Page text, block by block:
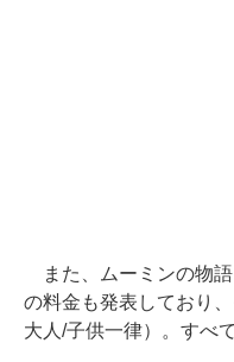
また、ムーミンの物
の料金も発表しており
大人/子供一律）。すべ